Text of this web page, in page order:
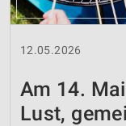
12.05.2026
Am 14.
Lust,